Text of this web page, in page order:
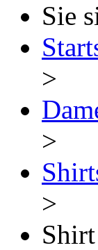
Sie
>
>
>
Shirt